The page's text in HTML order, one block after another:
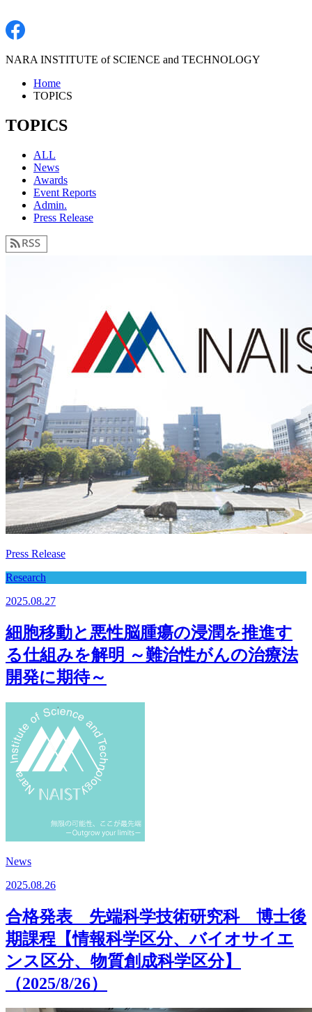
NARA INSTITUTE of SCIENCE and TECHNOLOGY
Home
TOPICS
TOPICS
ALL
News
Awards
Event Reports
Admin.
Press Release
Press Release
Research
2025.08.27
細胞移動と悪性脳腫瘍の浸潤を推進す
る仕組みを解明 ～難治性がんの治療法
開発に期待～
News
2025.08.26
合格発表 先端科学技術研究科 博士後
期課程【情報科学区分、バイオサイエ
ンス区分、物質創成科学区分】
（2025/8/26）